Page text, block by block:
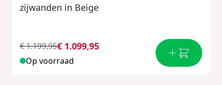
zijwanden in Beige
€ 1.099,95
€ 1.199,95
Op voorraad